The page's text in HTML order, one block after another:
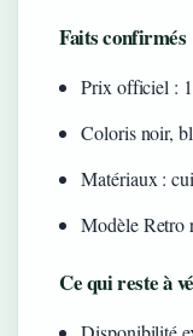
Faits confirmés
Prix officiel :
Coloris noir,
Matériaux :
Modèle Retro
Ce qui reste à